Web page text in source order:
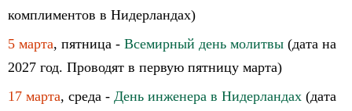
комплиментов в Нидерландах)
5 марта, пятница - Всемирный день молитвы (дата на
2027 год. Проводят в первую пятницу марта)
17 марта, среда - День инженера в Нидерландах (дата